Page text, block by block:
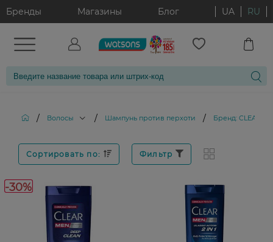
Бренды Магазины Блог UA RU
/ Волосы / Шампунь против перхоти / Бренд: CLEAR
Сортировать по: Фильтр
-30%